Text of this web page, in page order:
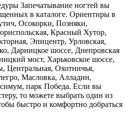
Запечатывание ногтей вы
в каталоге. Ориентиры в
Осокорки, Позняки,
Красный Хутор,
Эпицентр, Урловская,
Дарницкое шоссе, Днепровская
мост, Харьковское шоссе,
Центральная, Охотничья,
Масловка, Алладин,
парк Победа. Если вы
то можете выбрать один из
быстро и комфортно добраться